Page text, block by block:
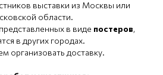
выставки из Москвы или
области.
в виде постеров,
в других городах.
организовать доставку.